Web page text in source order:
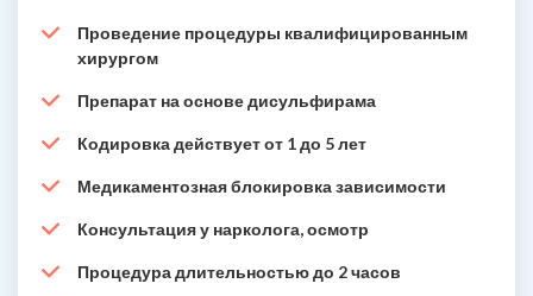
Проведение процедуры квалифицированным
хирургом
Препарат на основе дисульфирама
Кодировка действует от 1 до 5 лет
Медикаментозная блокировка зависимости
Консультация у нарколога, осмотр
Процедура длительностью до 2 часов